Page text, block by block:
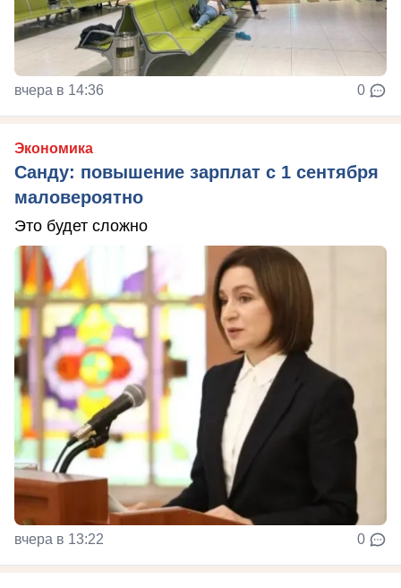
вчера в 14:36 0
Экономика
Санду: повышение зарплат с 1 сентября
маловероятно
Это будет сложно
вчера в 13:22 0